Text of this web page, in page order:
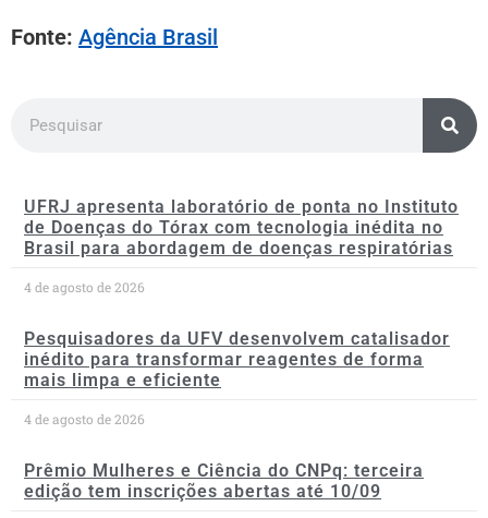
Fonte: Agência Brasil
UFRJ apresenta laboratório de ponta no Instituto
de Doenças do Tórax com tecnologia inédita no
Brasil para abordagem de doenças respiratórias
4 de agosto de 2026
Pesquisadores da UFV desenvolvem catalisador
inédito para transformar reagentes de forma
mais limpa e eficiente
4 de agosto de 2026
Prêmio Mulheres e Ciência do CNPq: terceira
edição tem inscrições abertas até 10/09